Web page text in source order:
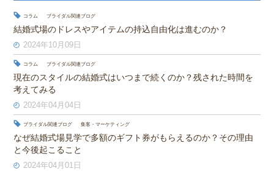
コラム ブライダル関連ブログ
結婚式場のドレスやアイテムの持込自由化は進むのか？
2024年10月09日
コラム ブライダル関連ブログ
現在のスタイルの結婚式はいつまで続くのか？残された時間を
考えてみる
2024年04月04日
ブライダル関連ブログ 集客・マーケティング
なぜ結婚式場見学で多額のギフト券がもらえるのか？その理由
と今後起こること
2024年04月01日